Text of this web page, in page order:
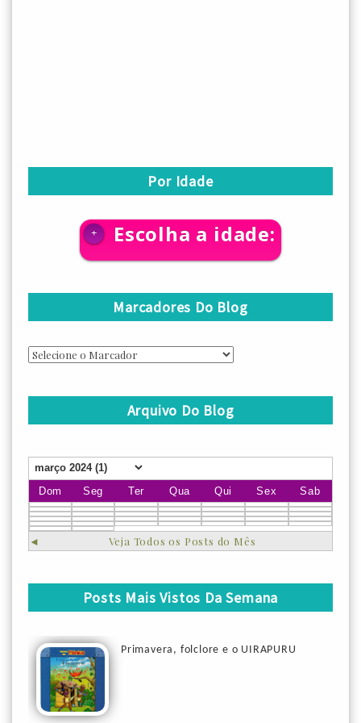
Por Idade
+ Escolha a idade:
Marcadores Do Blog
Arquivo Do Blog
Dom Seg Ter Qua Qui Sex Sab
◄ Veja Todos os Posts do Mês
Posts Mais Vistos Da Semana
Primavera, folclore e o UIRAPURU